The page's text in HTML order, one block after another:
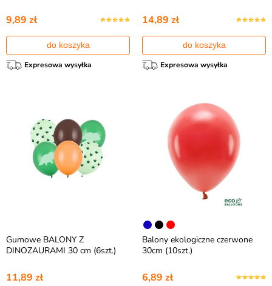
9,89 zł
do koszyka
Expresowa wysyłka
14,89 zł
do koszyka
Expresowa wysyłka
Gumowe BALONY Z
DINOZAURAMI 30 cm (6szt.)
11,89 zł
Balony ekologiczne czerwone
30cm (10szt.)
6,89 zł